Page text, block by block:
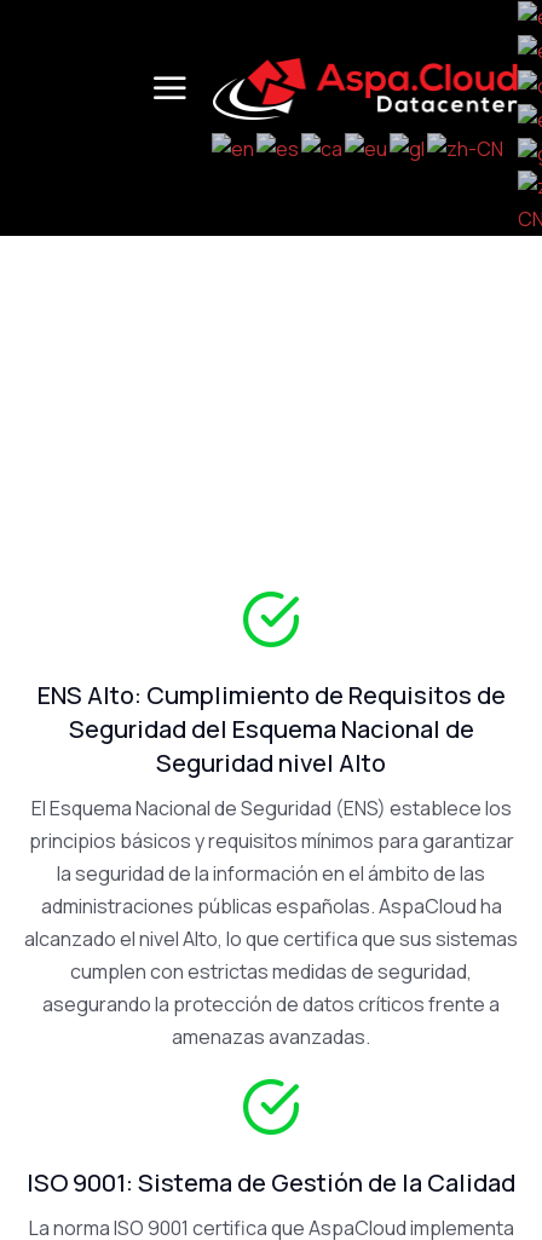
Certificaciones
ENS Alto: Cumplimiento de Requisitos de
Seguridad del Esquema Nacional de
Seguridad nivel Alto
El Esquema Nacional de Seguridad (ENS) establece los
principios básicos y requisitos mínimos para garantizar
la seguridad de la información en el ámbito de las
administraciones públicas españolas. AspaCloud ha
alcanzado el nivel Alto, lo que certifica que sus sistemas
cumplen con estrictas medidas de seguridad,
asegurando la protección de datos críticos frente a
amenazas avanzadas.
ISO 9001: Sistema de Gestión de la Calidad
La norma ISO 9001 certifica que AspaCloud implementa